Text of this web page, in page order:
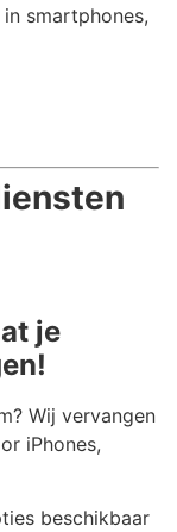
smartphones,
je
Wij vervangen
iPhones,
beschikbaar